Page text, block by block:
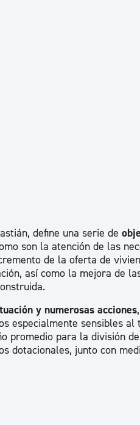
define una serie de
son la atención de las
de la oferta de
así como la mejora de
y numerosas acciones
especialmente sensibles
promedio para la división
dotacionales, junto con